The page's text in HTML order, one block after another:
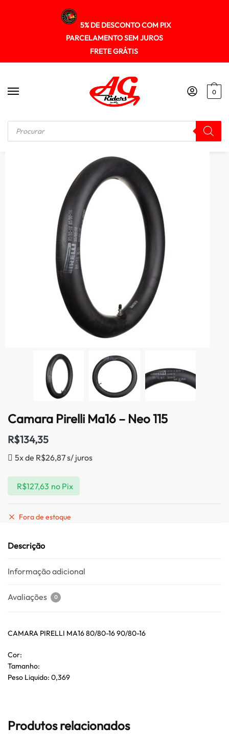
5% DE DESCONTO COM PIX
PARCELAMENTO SEM JUROS
FRETE GRÁTIS
0
Início / CAMARAS
Camara Pirelli Ma16 – Neo 115
R$134,35
5x de R$26,87s/ juros
R$127,63 no Pix
Fora de estoque
Descrição
Informação adicional
Avaliações 0
CAMARA PIRELLI MA16 80/80-16 90/80-16
Cor:
Tamanho:
Peso Liquido: 0,369
Produtos relacionados